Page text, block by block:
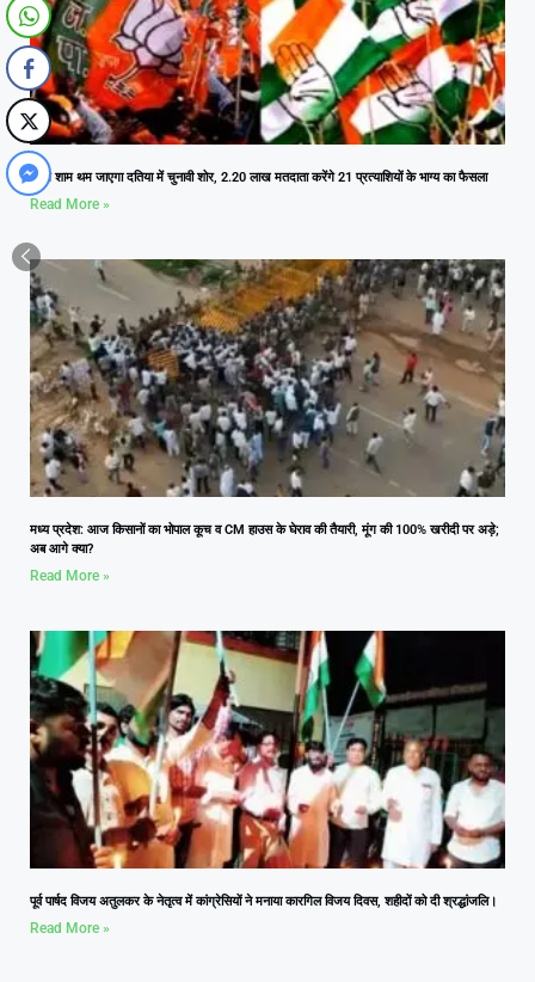
आज शाम थम जाएगा दतिया में चुनावी शोर, 2.20 लाख मतदाता करेंगे 21 प्रत्याशियों के भाग्य का फैसला
Read More »
मध्य प्रदेश: आज किसानों का भोपाल कूच व CM हाउस के घेराव की तैयारी, मूंग की 100% खरीदी पर अड़े;
अब आगे क्या?
Read More »
पूर्व पार्षद विजय अतुलकर के नेतृत्व में कांग्रेसियों ने मनाया कारगिल विजय दिवस, शहीदों को दी श्रद्धांजलि।
Read More »